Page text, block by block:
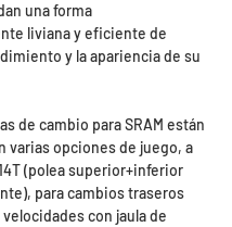
una forma
liviana y eficiente de
y la apariencia de su
de cambio para SRAM están
varias opciones de juego, a
(polea superior+inferior
para cambios traseros
velocidades con jaula de